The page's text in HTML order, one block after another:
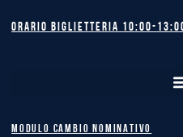
Orario biglietteria 10:00-
MODULO CAMBIO NOMINATIVO